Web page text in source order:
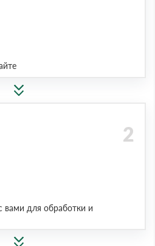
вами для обработки и